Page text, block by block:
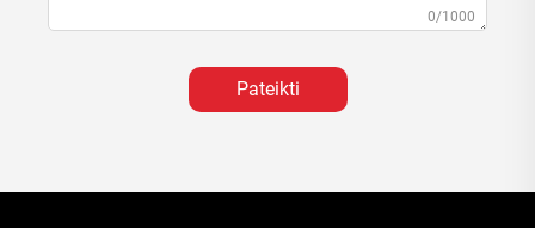
0/1000
Pateikti